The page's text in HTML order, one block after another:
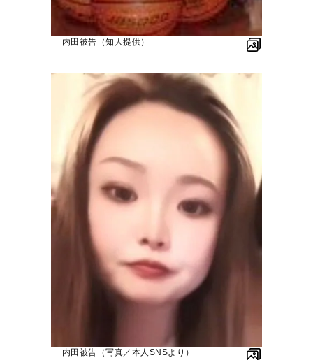
内田被告（知人提供）
内田被告（写真／本人SNSより）